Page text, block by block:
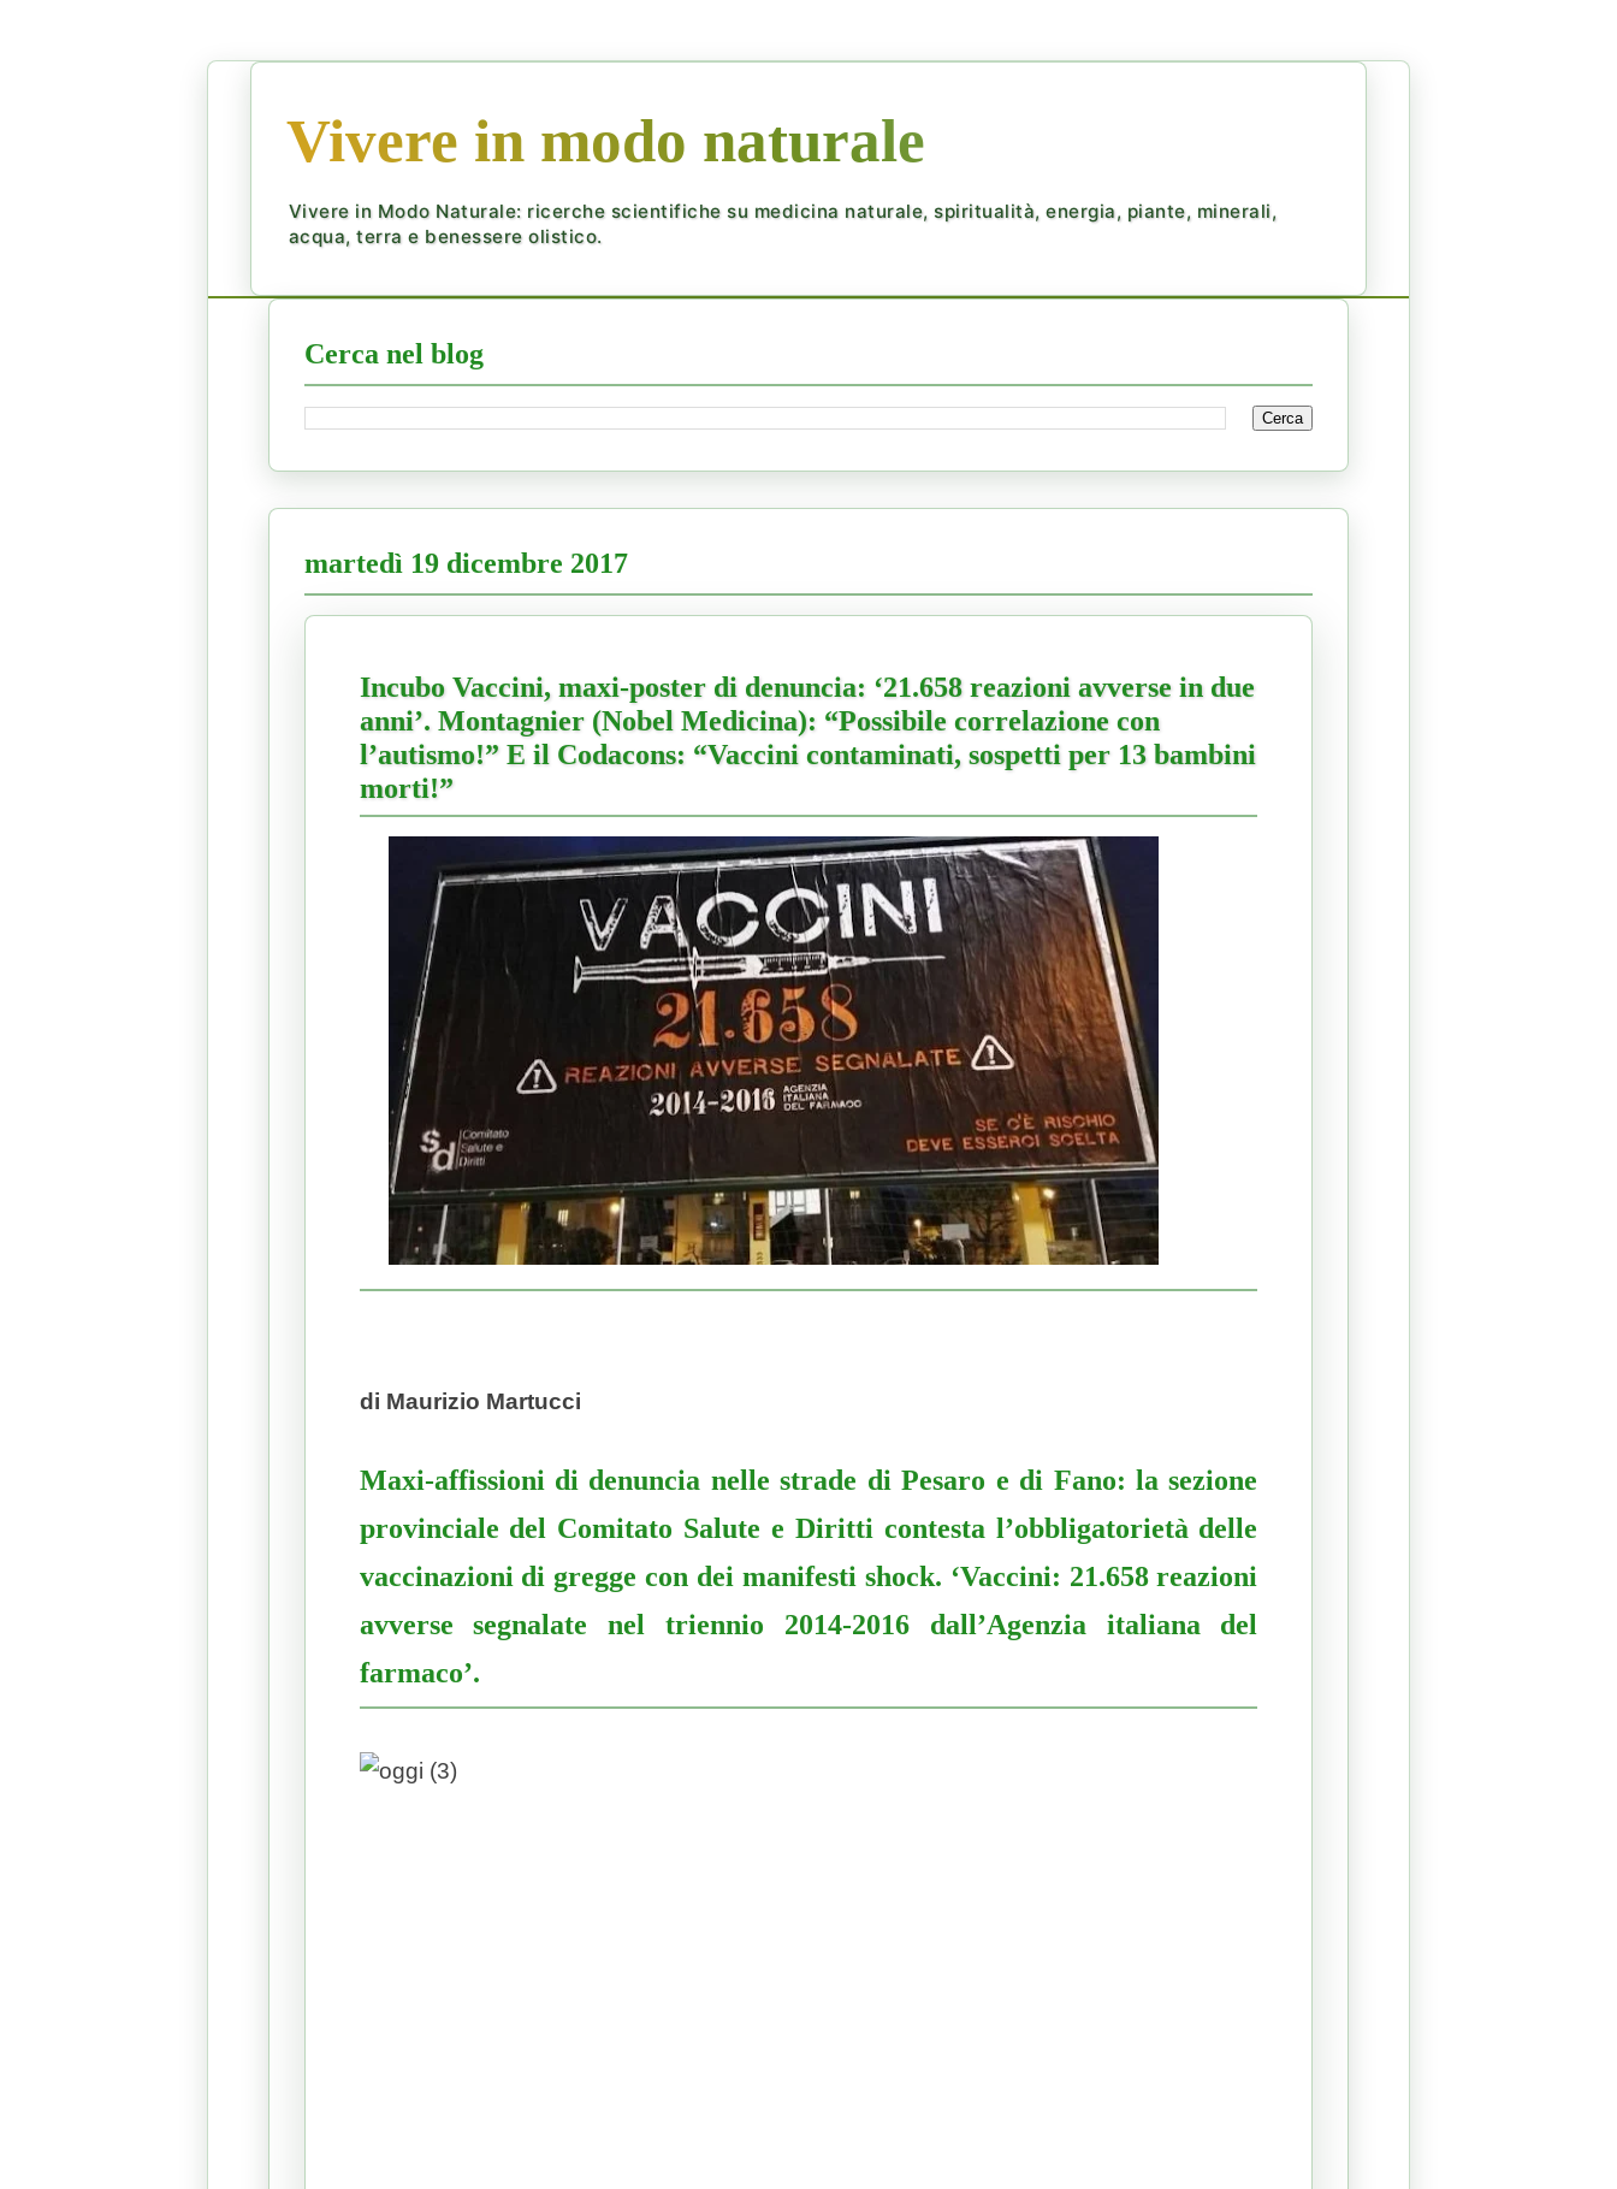
Vivere in modo naturale
Vivere in Modo Naturale: ricerche scientifiche su medicina naturale, spiritualità, energia, piante, minerali,
acqua, terra e benessere olistico.
Cerca nel blog
martedì 19 dicembre 2017
Incubo Vaccini, maxi-poster di denuncia: ‘21.658 reazioni avverse in due
anni’. Montagnier (Nobel Medicina): “Possibile correlazione con
l’autismo!” E il Codacons: “Vaccini contaminati, sospetti per 13 bambini
morti!”
di Maurizio Martucci
Maxi-affissioni di denuncia nelle strade di Pesaro e di Fano: la sezione
provinciale del Comitato Salute e Diritti contesta l’obbligatorietà delle
vaccinazioni di gregge con dei manifesti shock. ‘Vaccini: 21.658 reazioni
avverse segnalate nel triennio 2014-2016 dall’Agenzia italiana del
farmaco’.